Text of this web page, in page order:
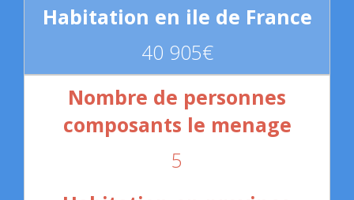
40 905€
5